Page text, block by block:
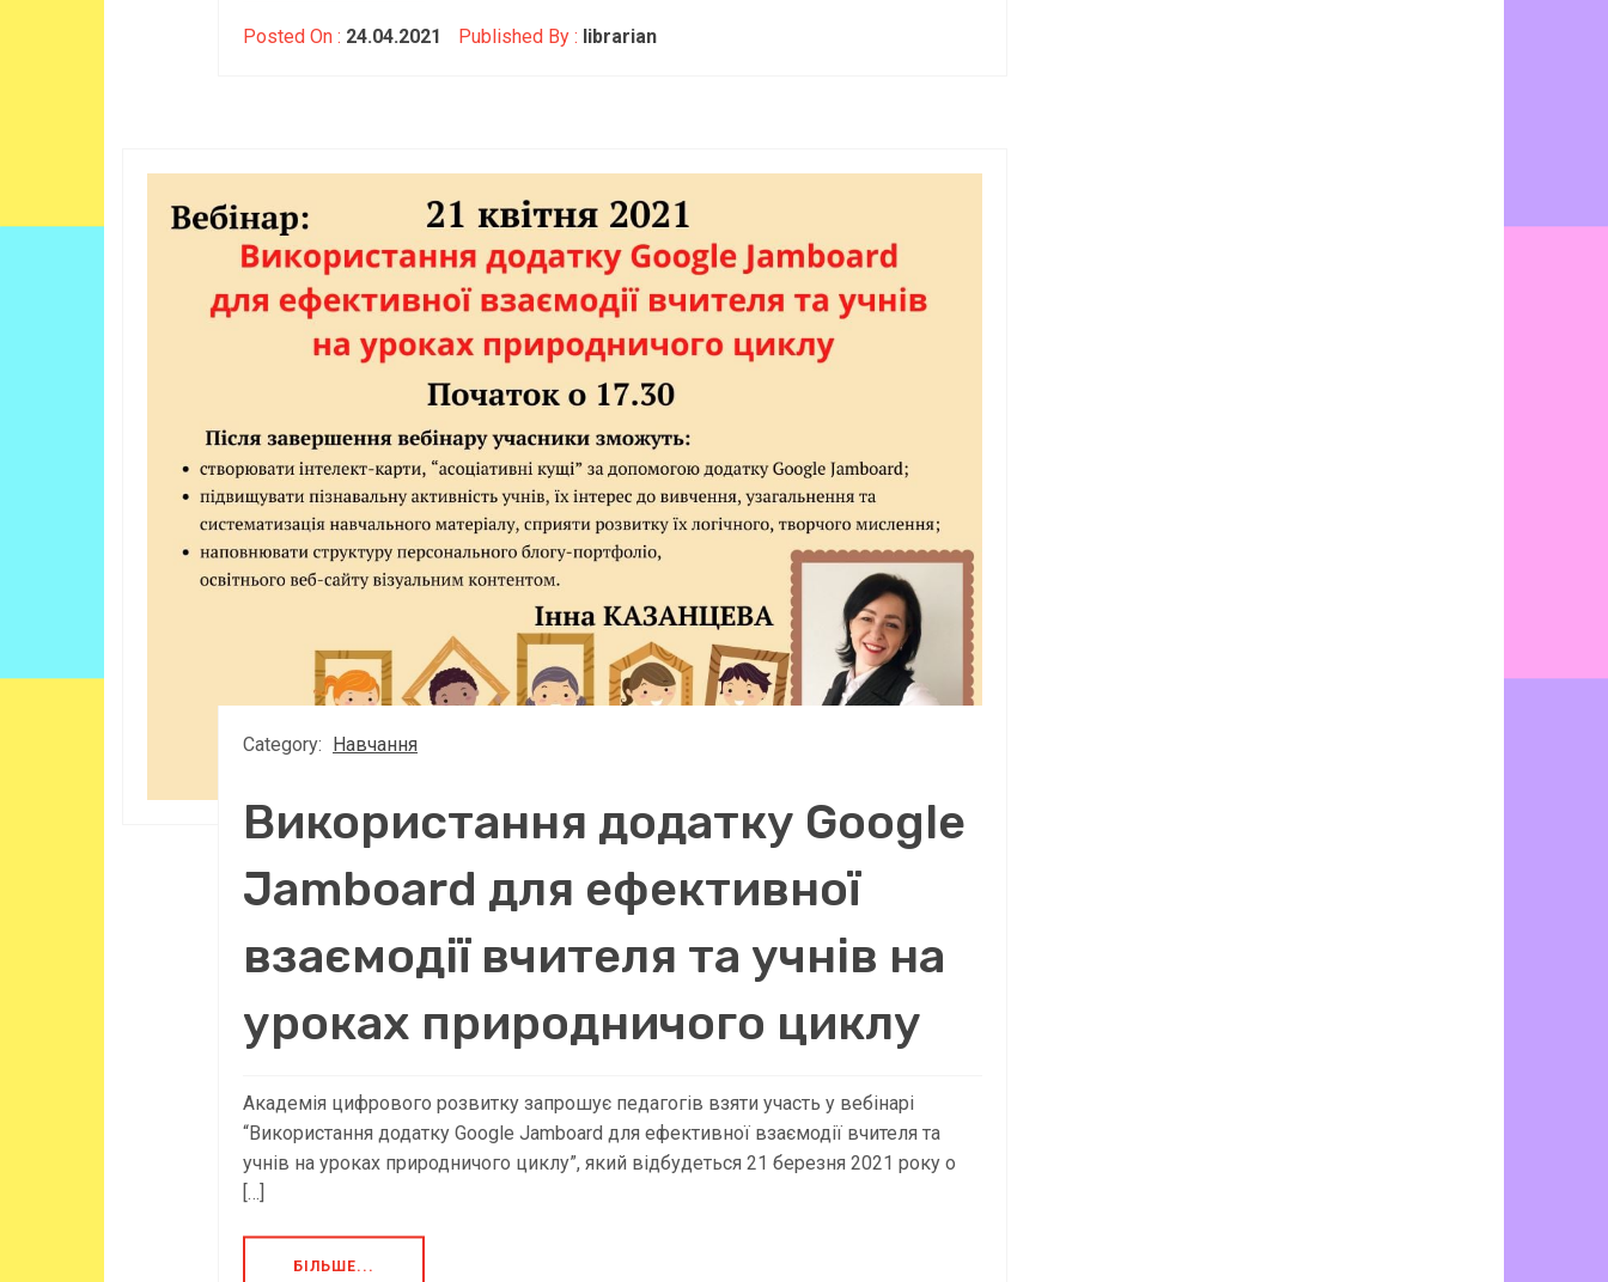
Posted On : 24.04.2021 Published By : librarian
Category: Навчання
Використання додатку Google
Jamboard для ефективної
взаємодії вчителя та учнів на
уроках природничого циклу
Академія цифрового розвитку запрошує педагогів взяти участь у вебінарі
“Використання додатку Google Jamboard для ефективної взаємодії вчителя та
учнів на уроках природничого циклу”, який відбудеться 21 березня 2021 року о
[…]
БІЛЬШЕ...